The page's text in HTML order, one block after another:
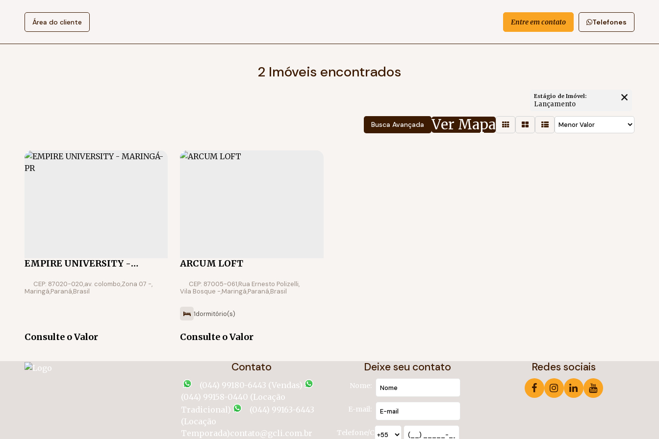
Telefones
Entre em contato
Área do cliente
2 Imóveis encontrados
Estágio de Imóvel:
Lançamento
Busca Avançada Ver Mapa
EMPIRE UNIVERSITY -
Consulte o Valor
CEP: 87020-020,av. colombo,Zona 07
,
Maringá,Paraná,Brasil
ARCUM LOFT
Consulte o Valor
CEP: 87005-061,Rua Ernesto Polizelli,
Vila Bosque
,Maringá,Paraná,Brasil
1dormitório(s)
Contato
(044) 99180-6443 (Vendas)
(044) 99158-0440 (Locação
Tradicional)
(044) 99163-6443
(Locação
Temporada)contato@gcli.com.br
Deixe seu contato
Nome:
E-mail:
Telefone/Celular:
Redes sociais